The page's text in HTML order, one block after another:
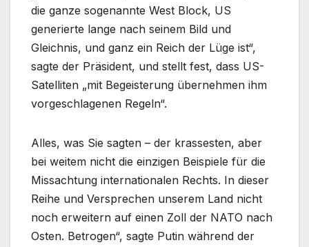
die ganze sogenannte West Block, US
generierte lange nach seinem Bild und
Gleichnis, und ganz ein Reich der Lüge ist“,
sagte der Präsident, und stellt fest, dass US-
Satelliten „mit Begeisterung übernehmen ihm
vorgeschlagenen Regeln“.
Alles, was Sie sagten – der krassesten, aber
bei weitem nicht die einzigen Beispiele für die
Missachtung internationalen Rechts. In dieser
Reihe und Versprechen unserem Land nicht
noch erweitern auf einen Zoll der NATO nach
Osten. Betrogen“, sagte Putin während der